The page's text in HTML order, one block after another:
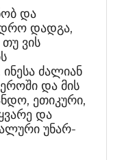
და
დადგა,
ვის
ძალიან
და მის
ეთიკური,
და
უნარ-